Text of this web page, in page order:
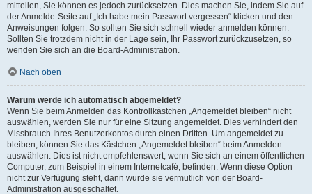
mitteilen, Sie können es jedoch zurücksetzen. Dies machen Sie, indem Sie auf
der Anmelde-Seite auf „Ich habe mein Passwort vergessen“ klicken und den
Anweisungen folgen. So sollten Sie sich schnell wieder anmelden können.
Sollten Sie trotzdem nicht in der Lage sein, Ihr Passwort zurückzusetzen, so
wenden Sie sich an die Board-Administration.
Nach oben
Warum werde ich automatisch abgemeldet?
Wenn Sie beim Anmelden das Kontrollkästchen „Angemeldet bleiben“ nicht
auswählen, werden Sie nur für eine Sitzung angemeldet. Dies verhindert den
Missbrauch Ihres Benutzerkontos durch einen Dritten. Um angemeldet zu
bleiben, können Sie das Kästchen „Angemeldet bleiben“ beim Anmelden
auswählen. Dies ist nicht empfehlenswert, wenn Sie sich an einem öffentlichen
Computer, zum Beispiel in einem Internetcafé, befinden. Wenn diese Option
nicht zur Verfügung steht, dann wurde sie vermutlich von der Board-
Administration ausgeschaltet.